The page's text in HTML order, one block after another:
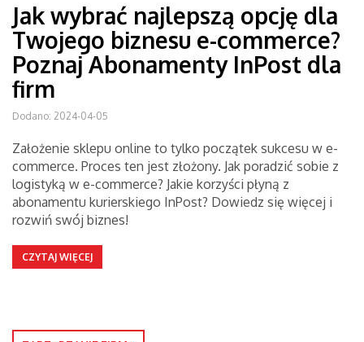
Jak wybrać najlepszą opcję dla
Twojego biznesu e-commerce?
Poznaj Abonamenty InPost dla
firm
Dodano: 2024-04-05
Założenie sklepu online to tylko początek sukcesu w e-
commerce. Proces ten jest złożony. Jak poradzić sobie z
logistyką w e-commerce? Jakie korzyści płyną z
abonamentu kurierskiego InPost? Dowiedz się więcej i
rozwiń swój biznes!
CZYTAJ WIĘCEJ